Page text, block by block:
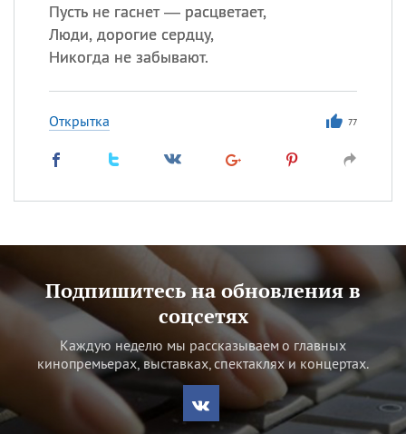
Пусть не гаснет — расцветает,
Люди, дорогие сердцу,
Никогда не забывают.
Открытка 77
Подпишитесь на обновления в
соцсетях
Каждую неделю мы рассказываем о главных
кинопремьерах, выставках, спектаклях и концертах.